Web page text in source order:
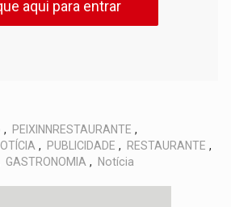
aqui para entrar
, PEIXINNRESTAURANTE ,
, PUBLICIDADE , RESTAURANTE ,
GASTRONOMIA , Notícia